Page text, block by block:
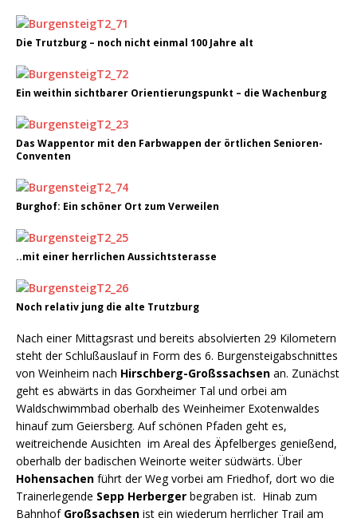
Die Trutzburg – noch nicht einmal 100 Jahre alt
Ein weithin sichtbarer Orientierungspunkt – die Wachenburg
Das Wappentor mit den Farbwappen der örtlichen Senioren-
Conventen
Burghof: Ein schöner Ort zum Verweilen
..mit einer herrlichen Aussichtsterasse
Noch relativ jung die alte Trutzburg
Nach einer Mittagsrast und bereits absolvierten 29 Kilometern
steht der Schlußauslauf in Form des 6. Burgensteigabschnittes
von Weinheim nach Hirschberg-Großssachsen an. Zunächst
geht es abwärts in das Gorxheimer Tal und orbei am
Waldschwimmbad oberhalb des Weinheimer Exotenwaldes
hinauf zum Geiersberg. Auf schönen Pfaden geht es,
weitreichende Ausichten im Areal des Äpfelberges genießend,
oberhalb der badischen Weinorte weiter südwärts. Über
Hohensachen führt der Weg vorbei am Friedhof, dort wo die
Trainerlegende Sepp Herberger begraben ist. Hinab zum
Bahnhof Großsachsen ist ein wiederum herrlicher Trail am